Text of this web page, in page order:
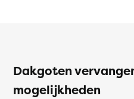
Dakgoten
mogelijkheden